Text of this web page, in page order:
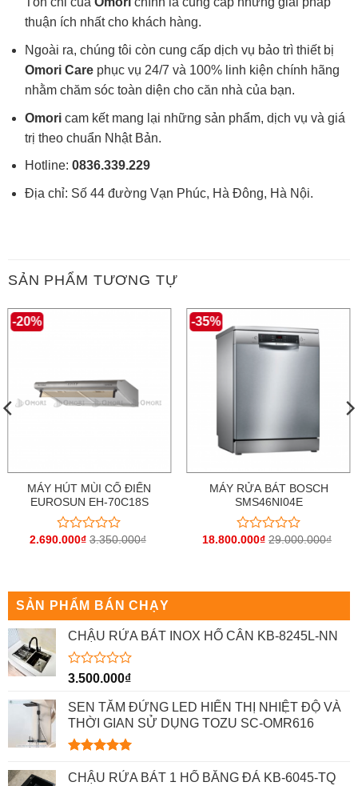
thuận ích nhất cho khách hàng.
Ngoài ra, chúng tôi còn cung cấp dịch vụ bảo trì thiết bị
Omori Care phục vụ 24/7 và 100% linh kiện chính hãng
nhằm chăm sóc toàn diện cho căn nhà của bạn.
Omoricam kết mang lại những sản phẩm, dịch vụ và giá
trị theo chuẩn Nhật Bản.
Hotline: 0836.339.229
Địa chỉ: Số 44 đường Vạn Phúc, Hà Đông, Hà Nội.
SẢN PHẨM TƯƠNG TỰ
-20%
MÁY HÚT MÙI CỔ ĐIỂN
EUROSUN EH-70C18S
Được
5
sao
2.690.000₫ 3.350.000₫
-35%
MÁY RỬA BÁT BOSCH
SMS46NI04E
Được
5
18.800.000₫ 29.000.000₫
SẢN PHẨM BÁN CHẠY
CHẬU RỬA BÁT INOX HỐ CÂN KB-8245L-NN
Được
hạng
0
5
sao
3.500.000₫
SEN TẮM ĐỨNG LED HIỂN THỊ NHIỆT ĐỘ VÀ
THỜI GIAN SỬ DỤNG TOZU SC-OMR616
hạng5.00
CHẬU RỬA BÁT 1 HỐ BẰNG ĐÁ KB-6045-TQ